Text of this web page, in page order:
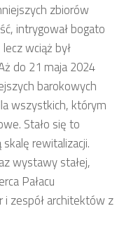
zbiorów
intrygował bogato
wciąż był
do 21 maja 2024
barokowych
wszystkich, którym
Stało się to
rewitalizacji.
wystawy stałej,
Pałacu
i zespół architektów z